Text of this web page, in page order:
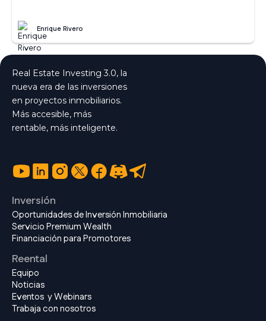
Enrique Rivero
Real Estate Investing 3.0, la
nueva era de las inversiones
en proyectos inmobiliarios.
Más accesible, más
rentable, más inteligente.
Inversión
Oportunidades de Inversión Inmobiliaria
Servicio Premium Wealth
Financiación para Promotores
Reental
Equipo
Noticias
Eventos y Webinars
Trabaja con nosotros